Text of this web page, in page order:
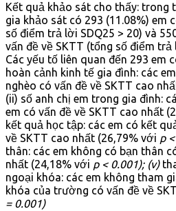
Kết quả khảo sát cho thấy: trong
gia khảo sát có 293 (11.08%) em
số điểm trả lời SDQ25 > 20) và
vấn đề về SKTT (tổng số điểm trả
Các yếu tố liên quan đến 293 em
hoàn cảnh kinh tế gia đình: các
nghèo có vấn đề về SKTT cao
(ii) số anh chị em trong gia đình:
em có vấn đề về SKTT cao nhất
kết quả học tập: các em có kết
về SKTT cao nhất (26,79% với p
thân: các em không có bạn thân
nhất (24,18% với p < 0.001); (v)
ngoại khóa: các em không tham
khóa của trường có vấn đề về
= 0.001)